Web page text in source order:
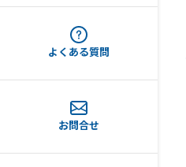
よくある質問
お問合せ